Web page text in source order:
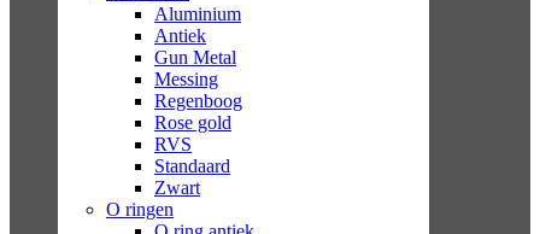
Aluminium
Antiek
Gun Metal
Messing
Regenboog
Rose gold
RVS
Standaard
Zwart
O ringen